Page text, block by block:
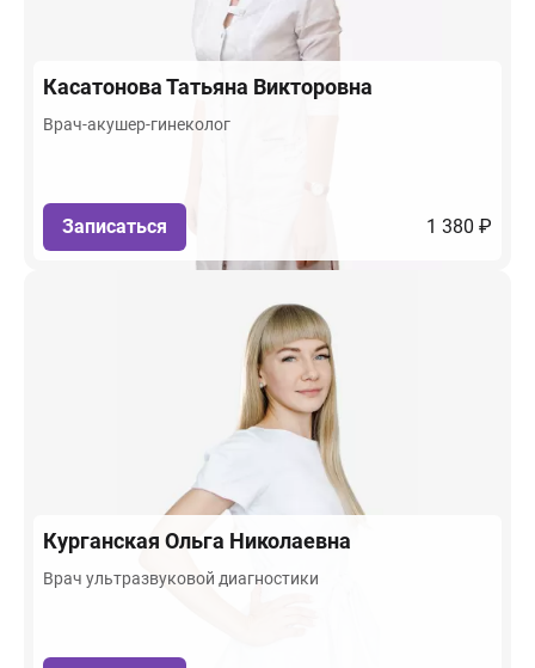
КасатоноваТатьяна Викторовна
Врач-акушер-гинеколог
Записаться 1 380 ₽
Курганская Ольга Николаевна
Врач ультразвуковой диагностики